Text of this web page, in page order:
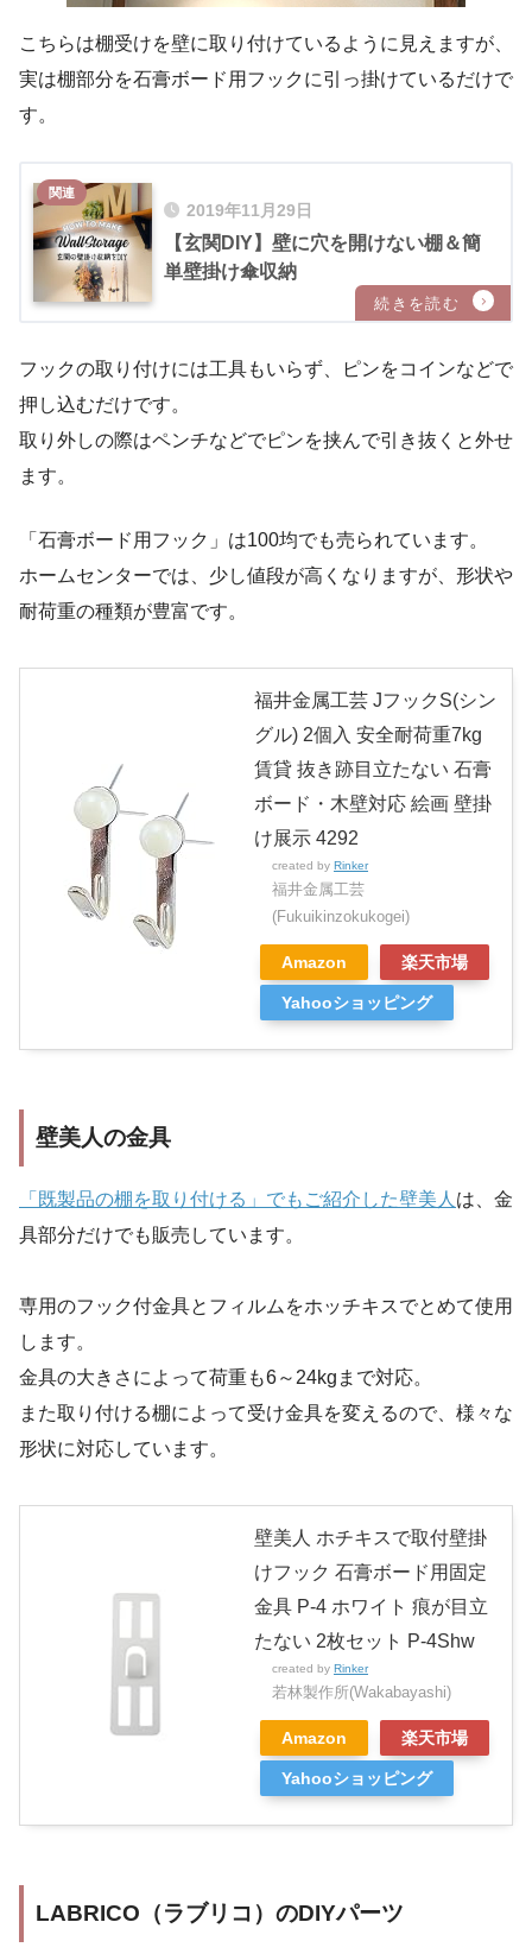
こちらは棚受けを壁に取り付けているように見えますが、
実は棚部分を石膏ボード用フックに引っ掛けているだけで
す。
2019年11月29日
【玄関DIY】壁に穴を開けない棚＆簡
単壁掛け傘収納
フックの取り付けには工具もいらず、ピンをコインなどで
押し込むだけです。
取り外しの際はペンチなどでピンを挟んで引き抜くと外せ
ます。
「石膏ボード用フック」は100均でも売られています。
ホームセンターでは、少し値段が高くなりますが、形状や
耐荷重の種類が豊富です。
福井金属工芸 JフックS(シン
グル) 2個入 安全耐荷重7kg
賃貸 抜き跡目立たない 石膏
ボード・木壁対応 絵画 壁掛
け展示 4292
created by Rinker
福井金属工芸
(Fukuikinzokukogei)
Amazon 楽天市場
Yahooショッピング
壁美人の金具
「既製品の棚を取り付ける」でもご紹介した壁美人 は、金
具部分だけでも販売しています。
専用のフック付金具とフィルムをホッチキスでとめて使用
します。
金具の大きさによって荷重も6～24kgまで対応。
また取り付ける棚によって受け金具を変えるので、様々な
形状に対応しています。
壁美人 ホチキスで取付壁掛
けフック 石膏ボード用固定
金具 P-4 ホワイト 痕が目立
たない 2枚セット P-4Shw
created by Rinker
若林製作所(Wakabayashi)
Amazon 楽天市場
Yahooショッピング
LABRICO（ラブリコ）のDIYパーツ